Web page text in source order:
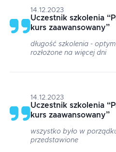
14.12.2023
Uczestnik szkolenia “
kurs zaawansowany”
długość szkolenia -
rozłożone na więcej dni
14.12.2023
Uczestnik szkolenia “
kurs zaawansowany”
wszystko było w
przedstawione